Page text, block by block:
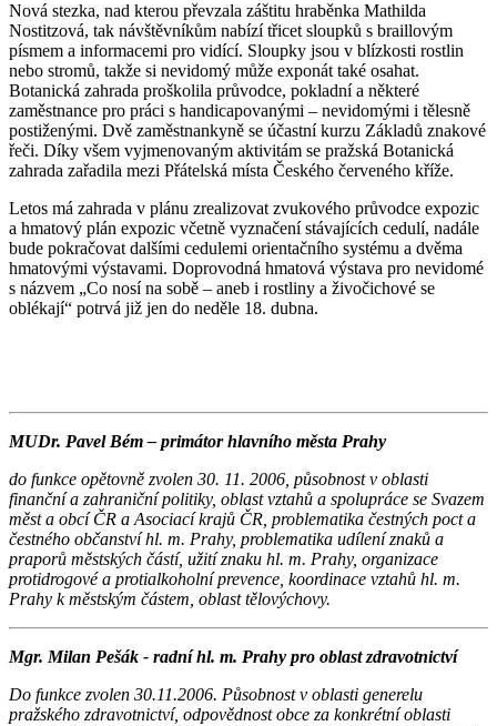
Nová stezka, nad kterou převzala záštitu hraběnka Mathilda
Nostitzová, tak návštěvníkům nabízí třicet sloupků s braillovým
písmem a informacemi pro vidící. Sloupky jsou v blízkosti rostlin
nebo stromů, takže si nevidomý může exponát také osahat.
Botanická zahrada proškolila průvodce, pokladní a některé
zaměstnance pro práci s handicapovanými – nevidomými i tělesně
postiženými. Dvě zaměstnankyně se účastní kurzu Základů znakové
řeči. Díky všem vyjmenovaným aktivitám se pražská Botanická
zahrada zařadila mezi Přátelská místa Českého červeného kříže.
Letos má zahrada v plánu zrealizovat zvukového průvodce expozic
a hmatový plán expozic včetně vyznačení stávajících cedulí, nadále
bude pokračovat dalšími cedulemi orientačního systému a dvěma
hmatovými výstavami. Doprovodná hmatová výstava pro nevidomé
s názvem „Co nosí na sobě – aneb i rostliny a živočichové se
oblékají“ potrvá již jen do neděle 18. dubna.
MUDr. Pavel Bém – primátor hlavního města Prahy
do funkce opětovně zvolen 30. 11. 2006, působnost v oblasti
finanční a zahraniční politiky, oblast vztahů a spolupráce se Svazem
měst a obcí ČR a Asociací krajů ČR, problematika čestných poct a
čestného občanství hl. m. Prahy, problematika udílení znaků a
praporů městských částí, užití znaku hl. m. Prahy, organizace
protidrogové a protialkoholní prevence, koordinace vztahů hl. m.
Prahy k městským částem, oblast tělovýchovy.
Mgr. Milan Pešák - radní hl. m. Prahy pro oblast zdravotnictví
Do funkce zvolen 30.11.2006. Působnost v oblasti generelu
pražského zdravotnictví, odpovědnost obce za konkrétní oblasti